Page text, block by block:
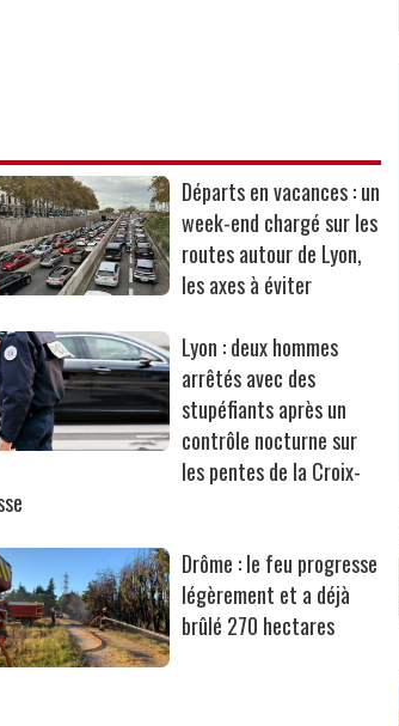
Départs en vacances : un
week-end chargé sur les
routes autour de Lyon,
les axes à éviter
Lyon : deux hommes
arrêtés avec des
stupéfiants après un
contrôle nocturne sur
les pentes de la Croix-
Drôme : le feu progresse
légèrement et a déjà
brûlé 270 hectares